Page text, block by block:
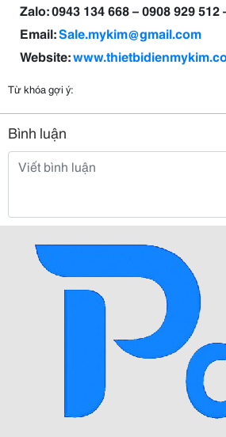
Zalo: 0943 134 668 – 0908 929 512
Email:Sale.mykim@gmail.com
Website:
Từ khóa gợi ý:
Bình luận